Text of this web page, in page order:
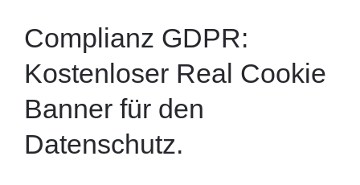
Complianz GDPR:
Kostenloser Real Cookie
Banner für den
Datenschutz.